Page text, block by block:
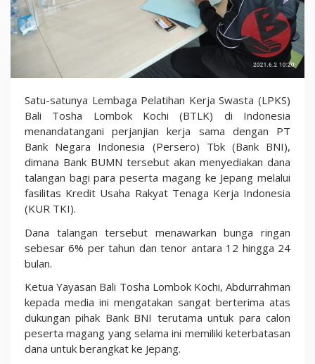
Sediakan
KUR
TKI,
Bank
BNI
Pusat
Kerjasama
Dana
untuk
LPK
Asal
Lombok
Satu-satunya Lembaga Pelatihan Kerja Swasta (LPKS)
Bali Tosha Lombok Kochi (BTLK) di Indonesia
menandatangani perjanjian kerja sama dengan PT
Bank Negara Indonesia (Persero) Tbk (Bank BNI),
dimana Bank BUMN tersebut akan menyediakan dana
talangan bagi para peserta magang ke Jepang melalui
fasilitas Kredit Usaha Rakyat Tenaga Kerja Indonesia
(KUR TKI).
Dana talangan tersebut menawarkan bunga ringan
sebesar 6% per tahun dan tenor antara 12 hingga 24
bulan.
Ketua Yayasan Bali Tosha Lombok Kochi, Abdurrahman
kepada media ini mengatakan sangat berterima atas
dukungan pihak Bank BNI terutama untuk para calon
peserta magang yang selama ini memiliki keterbatasan
dana untuk berangkat ke Jepang.